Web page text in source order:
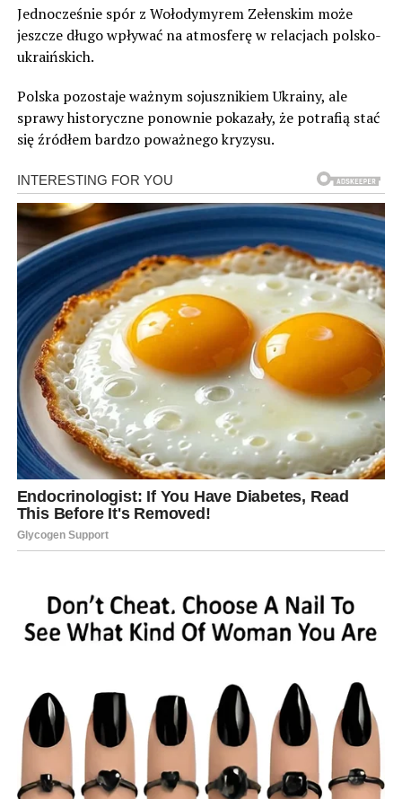
Jednocześnie spór z Wołodymyrem Zełenskim może
jeszcze długo wpływać na atmosferę w relacjach polsko-
ukraińskich.
Polska pozostaje ważnym sojusznikiem Ukrainy, ale
sprawy historyczne ponownie pokazały, że potrafią stać
się źródłem bardzo poważnego kryzysu.